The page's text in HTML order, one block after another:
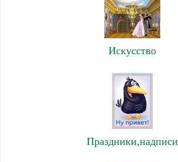
Искусство
Праздники,надписи